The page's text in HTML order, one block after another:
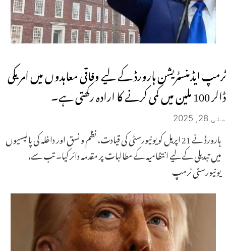
ٹرمپ ایڈمنسٹریشن ہارورڈ کے لیے وفاقی معاہدوں میں امریکی
ڈالر 100 ملین میں کمی کرنے کا ارادہ رکھتی ہے۔
مئی 28, 2025
ہارورڈ نے 21 اپریل کو یونیورسٹی کی قیادت، نظم و نسق اور داخلہ کی پالیسیوں
میں تبدیلی کے لیے انتظامیہ کے مطالبات پر مقدمہ دائر کیا۔ تب سے،
یونیورسٹی ٹرمپ